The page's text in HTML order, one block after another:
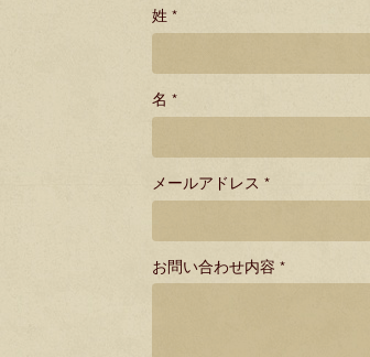
姓 *
名 *
メールアドレス *
お問い合わせ内容 *